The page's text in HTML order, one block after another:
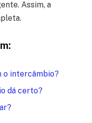
Assim, a
o intercâmbio?
dá certo?